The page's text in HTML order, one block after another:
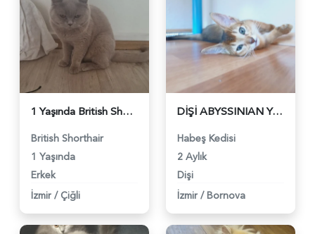
1 Yaşında British Shorthair Acil Yuva Arıyor - 5201
British Shorthair
1 Yaşında
Erkek
İzmir / Çiğli
DİŞİ ABYSSINIAN YAVRULARIMIZ - 5083
Habeş Kedisi
2 Aylık
Dişi
İzmir / Bornova